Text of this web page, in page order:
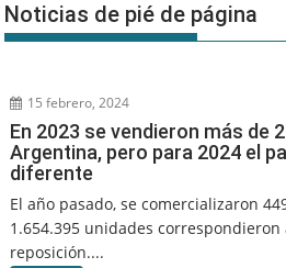
Noticias de pié de página
15 febrero, 2024
En 2023 se vendieron más de
Argentina, pero para 2024 el
diferente
El año pasado, se comercializaron
1.654.395 unidades correspondieron
reposición....